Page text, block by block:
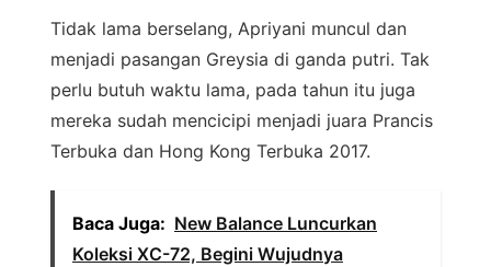
Tidak lama berselang, Apriyani muncul dan
menjadi pasangan Greysia di ganda putri. Tak
perlu butuh waktu lama, pada tahun itu juga
mereka sudah mencicipi menjadi juara Prancis
Terbuka dan Hong Kong Terbuka 2017.
Baca Juga: New Balance Luncurkan
Koleksi XC-72, Begini Wujudnya